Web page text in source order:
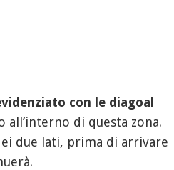
con le diagoal
all’interno di questa zona.
due lati, prima di arrivare